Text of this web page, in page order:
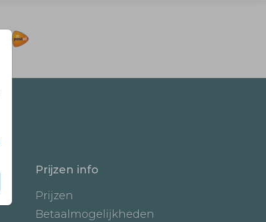
Prijzen info
Prijzen
Betaalmogelijkheden